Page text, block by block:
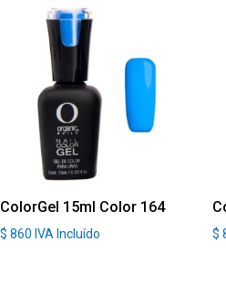
ColorGel 15ml Color 164
$ 860 IVA Incluído $